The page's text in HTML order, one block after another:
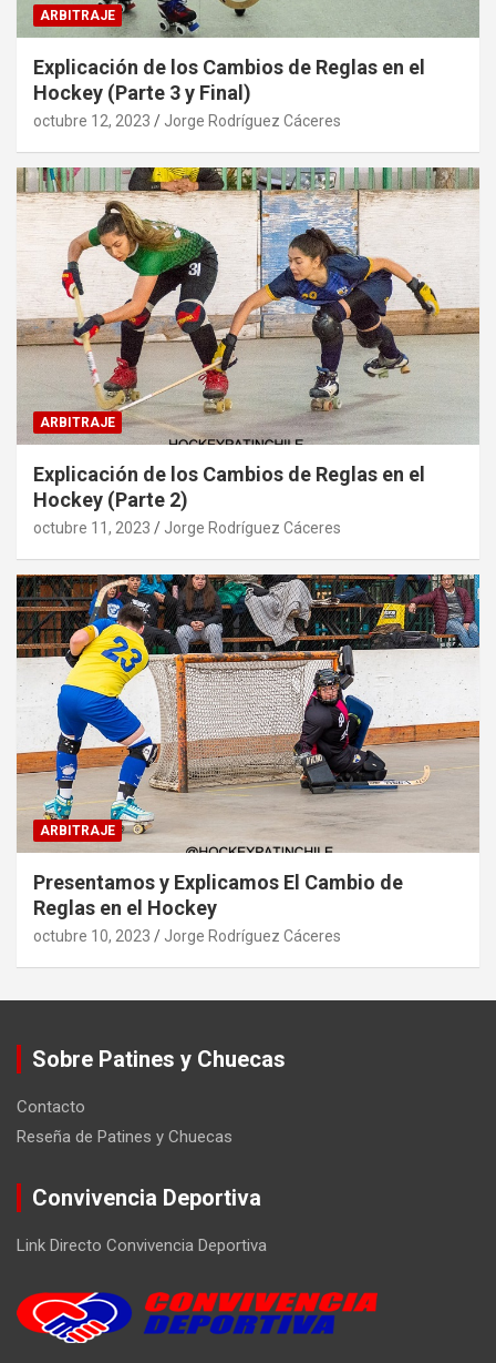
ARBITRAJE
Explicación de los Cambios de Reglas en el
Hockey (Parte 3 y Final)
octubre 12, 2023 Jorge Rodríguez Cáceres
ARBITRAJE
Explicación de los Cambios de Reglas en el
Hockey (Parte 2)
octubre 11, 2023 Jorge Rodríguez Cáceres
ARBITRAJE
Presentamos y Explicamos El Cambio de
Reglas en el Hockey
octubre 10, 2023 Jorge Rodríguez Cáceres
Sobre Patines y Chuecas
Contacto
Reseña de Patines y Chuecas
Convivencia Deportiva
Link Directo Convivencia Deportiva